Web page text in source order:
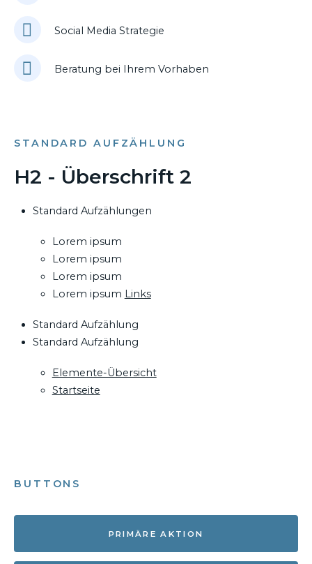
Social Media Strategie
Beratung bei Ihrem Vorhaben
STANDARD AUFZÄHLUNG
H2 - Überschrift 2
Standard Aufzählungen
Lorem ipsum
Lorem ipsum
Lorem ipsum
Lorem ipsum Links
Standard Aufzählung
Standard Aufzählung
Elemente-Übersicht
Startseite
BUTTONS
PRIMÄRE AKTION